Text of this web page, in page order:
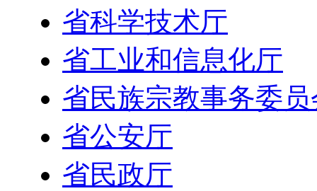
省科学技术厅
省工业和信息化厅
省民族宗教事务委员
省公安厅
省民政厅